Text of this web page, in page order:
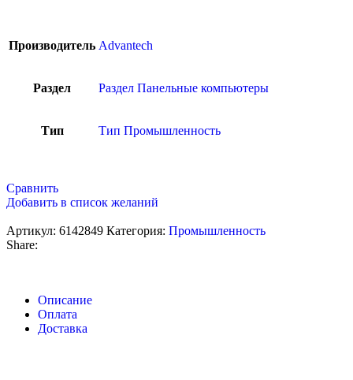
Производитель Advantech
Раздел Раздел Панельные компьютеры
Тип Тип Промышленность
Сравнить
Добавить в список желаний
Артикул: 6142849 Категория: Промышленность
Share:
Описание
Оплата
Доставка